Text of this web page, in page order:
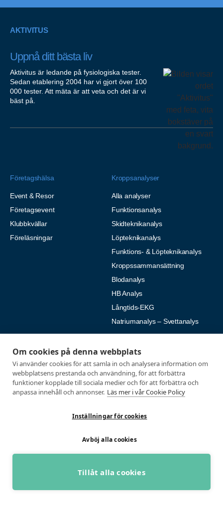
Om cookies på denna webbplats
Vi använder cookies för att samla in och analysera information om
webbplatsens prestanda och användning, för att förbättra
funktioner kopplade till sociala medier och för att förbättra och
anpassa innehåll och annonser. Läs mer i vår Cookie Policy
Inställningar för cookies
Avböj alla cookies
Tillåt alla cookies
AKTIVITUS
Uppnå ditt bästa liv
Aktivitus är ledande på fysiologiska tester.
Sedan etablering 2004 har vi gjort över 100
000 tester. Att mäta är att veta och det är vi
bäst på.
Företagshälsa
Event & Resor
Företagsevent
Klubbkvällar
Föreläsningar
Kroppsanalyser
Alla analyser
Funktionsanalys
Skidteknikanalys
Löpteknikanalys
Funktions- & Löpteknikanalys
Kroppssammansättning
Blodanalys
HB Analys
Långtids-EKG
Natriumanalys – Svettanalys
Alla tester
Tröskeltest cykel
Tröskeltest löpning
Tröskeltest triathlon (cykel +
Tröskeltest Duo
Mina sidor
Vanliga frågor
AUTOGIRO
Integritetspolicy